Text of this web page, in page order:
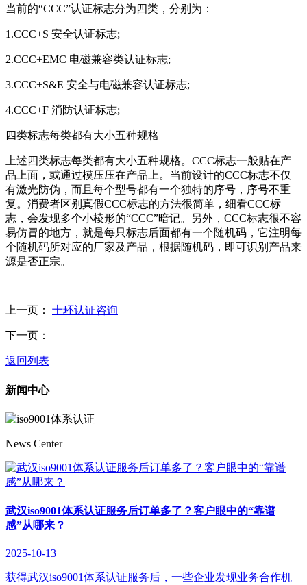
当前的“CCC”认证标志分为四类，分别为：
1.CCC+S 安全认证标志;
2.CCC+EMC 电磁兼容类认证标志;
3.CCC+S&E 安全与电磁兼容认证标志;
4.CCC+F 消防认证标志;
四类标志每类都有大小五种规格
上述四类标志每类都有大小五种规格。CCC标志一般贴在产
品上面，或通过模压压在产品上。当前设计的CCC标志不仅
有激光防伪，而且每个型号都有一个独特的序号，序号不重
复。消费者区别真假CCC标志的方法很简单，细看CCC标
志，会发现多个小棱形的“CCC”暗记。另外，CCC标志很不容
易仿冒的地方，就是每只标志后面都有一个随机码，它注明每
个随机码所对应的厂家及产品，根据随机码，即可识别产品来
源是否正宗。
上一页： 十环认证咨询
下一页：
返回列表
新闻中心
News Center
武汉iso9001体系认证服务后订单多了？客户眼中的“靠谱
感”从哪来？
2025-10-13
获得武汉iso9001体系认证服务后，一些企业发现业务合作机